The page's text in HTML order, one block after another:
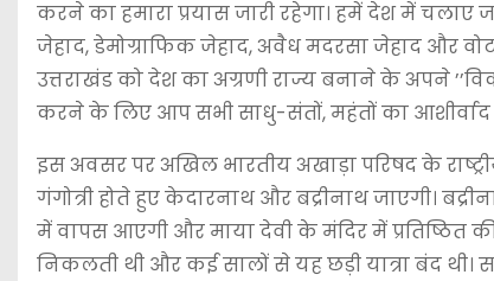
करने का हमारा प्रयास जारी रहेगा। हमें देश में
जेहाद, डेमोग्राफिक जेहाद, अवैध मदरसा जेहाद और
उत्तराखंड को देश का अग्रणी राज्य बनाने के अपने
करने के लिए आप सभी साधु-संतों, महंतों का आशीर्वाद
इस अवसर पर अखिल भारतीय अखाड़ा परिषद के
गंगोत्री होते हुए केदारनाथ और बद्रीनाथ जाएगी।
में वापस आएगी और माया देवी के मंदिर में प्रतिष्ठित
निकलती थी और कई सालों से यह छड़ी यात्रा बंद थी।